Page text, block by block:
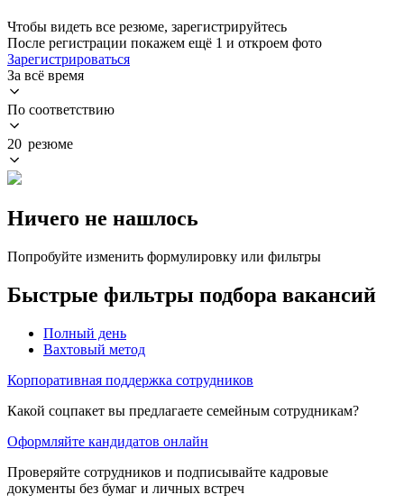
Чтобы видеть все резюме, зарегистрируйтесь
После регистрации покажем ещё 1 и откроем фото
Зарегистрироваться
За всё время
По соответствию
20 резюме
Ничего не нашлось
Попробуйте изменить формулировку или фильтры
Быстрые фильтры подбора вакансий
Полный день
Вахтовый метод
Корпоративная поддержка сотрудников
Какой соцпакет вы предлагаете семейным сотрудникам?
Оформляйте кандидатов онлайн
Проверяйте сотрудников и подписывайте кадровые
документы без бумаг и личных встреч